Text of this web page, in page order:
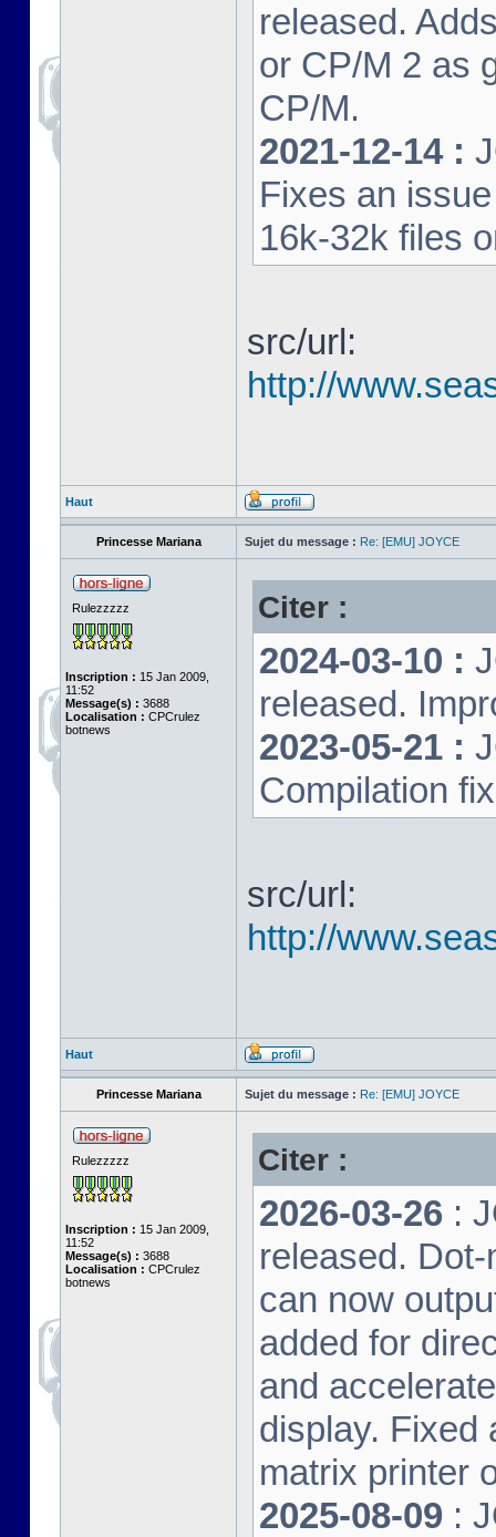
released.
or CP/M 2 as
CP/M.
2021-12-14 :
Fixes an
16k-32k files
src/url:
http://
Haut
Princesse Mariana Sujet du message : Re: [EMU] JOYCE
Rulezzzzz
Inscription : 15 Jan 2009,
11:52
Message(s) : 3688
Localisation : CPCrulez
botnews
Citer :
2024-03-10 :
released.
2023-05-21 :
Compilation
src/url:
http://
Haut
Princesse Mariana Sujet du message : Re: [EMU] JOYCE
Rulezzzzz
Inscription : 15 Jan 2009,
11:52
Message(s) : 3688
Localisation : CPCrulez
botnews
Citer :
2026-03-26 :
released.
can now
added for
and
display. Fixed
matrix printer
2025-08-09 :